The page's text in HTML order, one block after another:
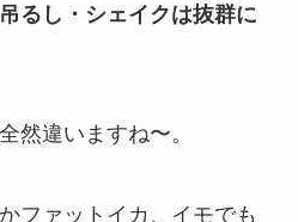
るし・シェイクは抜群に
然違いますね〜。
ファットイカ、イモでも